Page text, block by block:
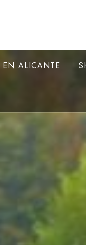
ALICANTE